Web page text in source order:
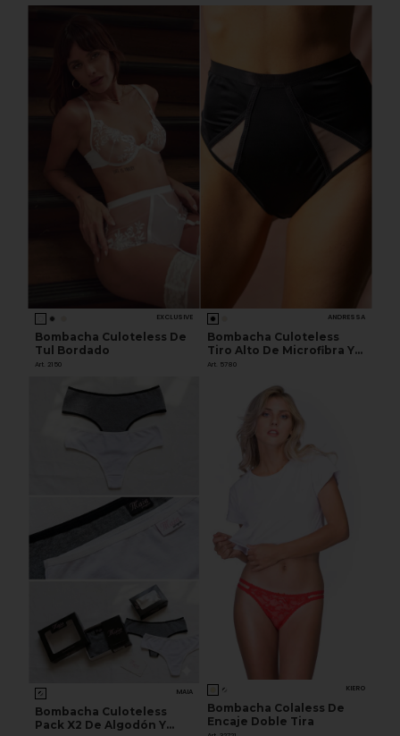
EXCLUSIVE
Bombacha Culoteless De
Tul Bordado
Art. 2150
ANDRESSA
Bombacha Culoteless
Tiro Alto De Microfibra Y
Tul
Art. 5780
MAIA
Bombacha Culoteless
Pack X2 De Algodón Y
KIERO
Bombacha Colaless De
Encaje Doble Tira